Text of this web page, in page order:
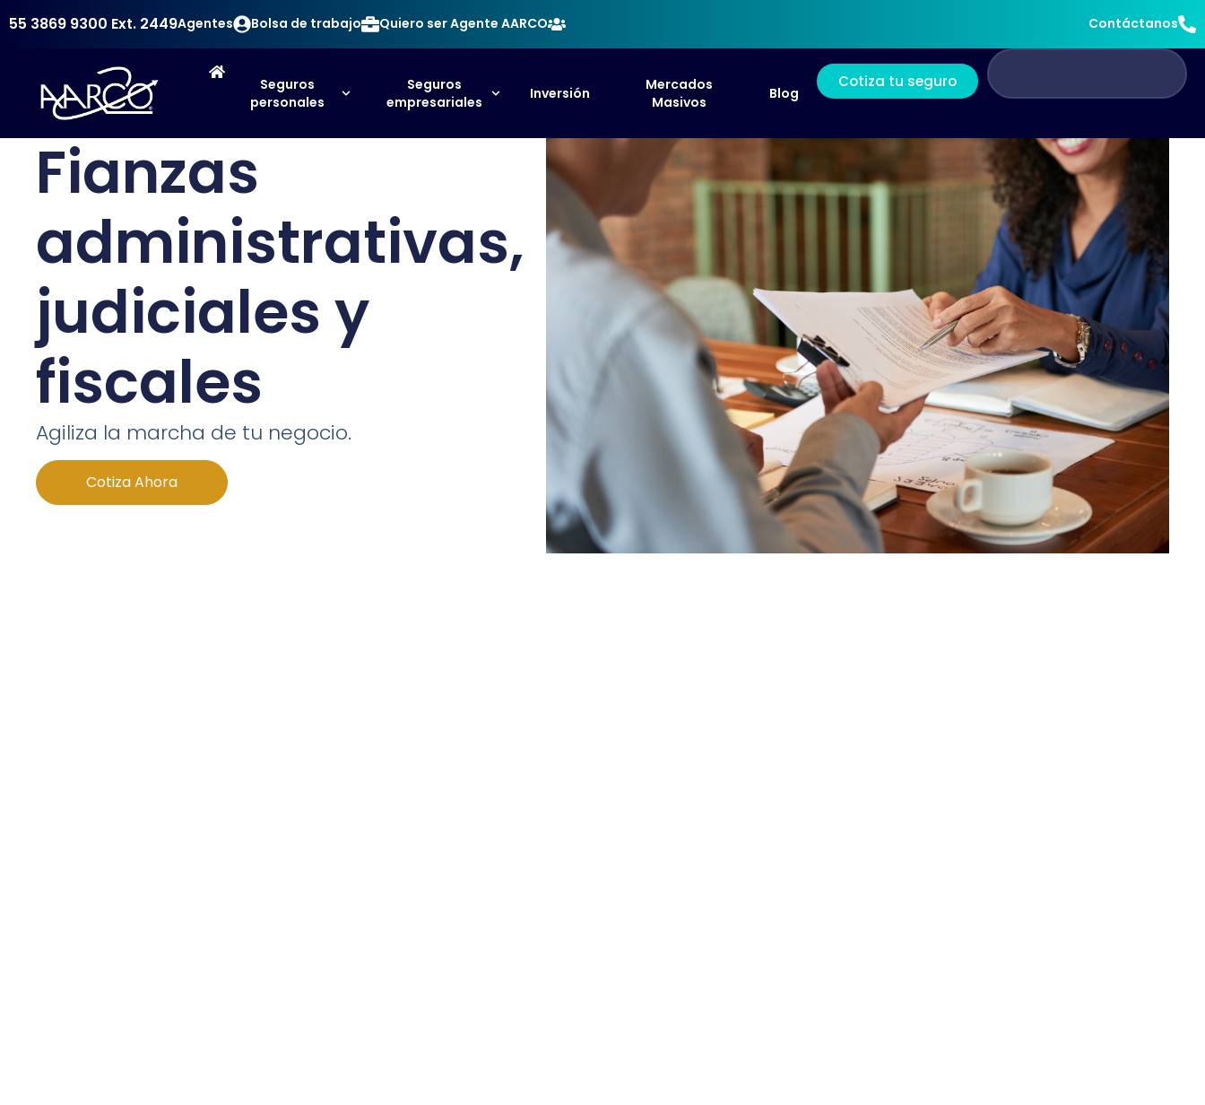
55 3869 9300 Ext. 2449Agentes Bolsa de trabajo Quiero ser Agente AARCO Contáctanos
Cotiza tu seguro
Seguros
personales
Seguros
empresariales
Inversión
Mercados
Masivos
Blog
Fianzas
administrativas,
judiciales y
fiscales
Agiliza la marcha de tu negocio.
Cotiza Ahora